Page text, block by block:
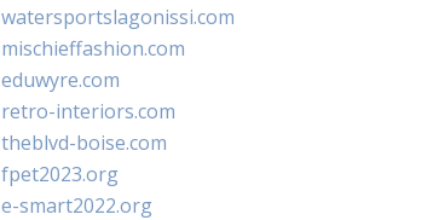
watersportslagonissi.com
mischieffashion.com
eduwyre.com
retro-interiors.com
theblvd-boise.com
fpet2023.org
e-smart2022.org